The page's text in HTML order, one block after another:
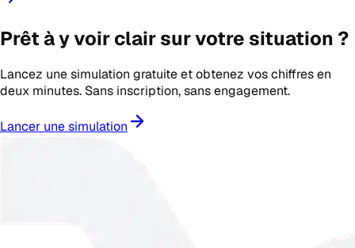
Prêt à y voir clair sur votre situation ?
Lancez une simulation gratuite et obtenez vos chiffres en
deux minutes. Sans inscription, sans engagement.
Lancer une simulation